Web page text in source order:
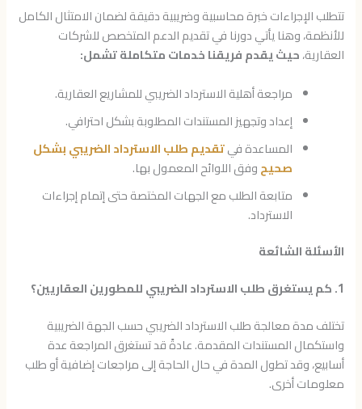
تتطلب الإجراءات خبرة محاسبية وضريبية دقيقة لضمان الامتثال الكامل
للأنظمة، وهنا يأتي دورنا في تقديم الدعم المتخصص للشركات
العقارية،حيث يقدم فريقنا خدمات متكاملة تشمل:
مراجعة أهلية الاسترداد الضريبي للمشاريع العقارية.
إعداد وتجهيز المستندات المطلوبة بشكل احترافي.
المساعدة فيتقديم طلب الاسترداد الضريبي بشكل
صحيحوفق اللوائح المعمول بها.
متابعة الطلب مع الجهات المختصة حتى إتمام إجراءات
الاسترداد.
الأسئلة الشائعة
1. كم يستغرق طلب الاسترداد الضريبي للمطورين العقاريين؟
تختلف مدة معالجة طلب الاسترداد الضريبي حسب الجهة الضريبية
واستكمال المستندات المقدمة. عادةً قد تستغرق المراجعة عدة
أسابيع، وقد تطول المدة في حال الحاجة إلى مراجعات إضافية أو طلب
معلومات أخرى.